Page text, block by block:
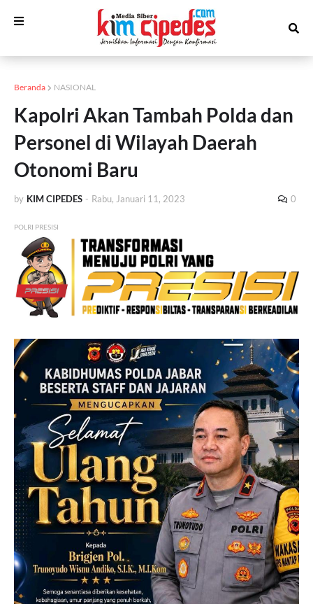
Beranda NASIONAL
Kapolri Akan Tambah Polda dan
Personel di Wilayah Daerah
Otonomi Baru
by KIM CIPEDES - Rabu, Januari 11, 2023 0
POLRI PRESISI